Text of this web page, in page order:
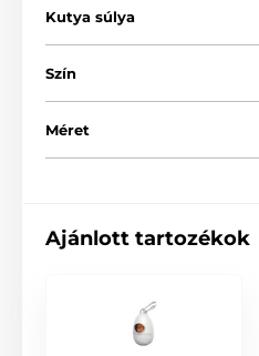
Amennyiben egy termék
eredeti és praktikus
négyféle méretben és 6
Kutya súlya
Szín
Méret
Ajánlott tartozékok